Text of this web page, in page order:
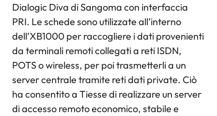
Dialogic Diva di Sangoma con interfaccia
PRI. Le schede sono utilizzate all’interno
dell’XB1000 per raccogliere i dati provenienti
da terminali remoti collegati a reti ISDN,
POTS o wireless, per poi trasmetterli a un
server centrale tramite reti dati private. Ciò
ha consentito a Tiesse di realizzare un server
di accesso remoto economico, stabile e